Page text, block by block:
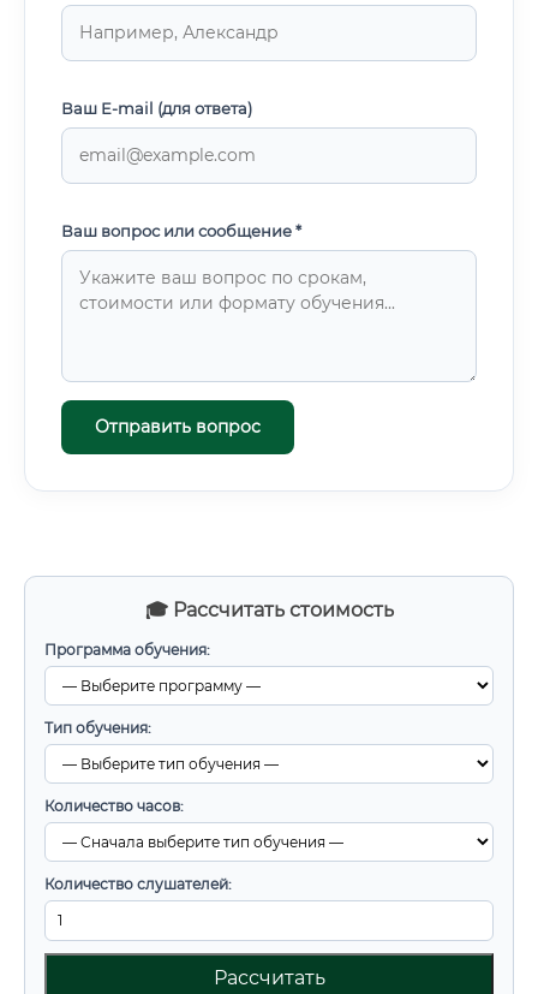
🎓 Рассчитать стоимость
Программа обучения:
Тип обучения:
Количество часов:
Количество слушателей:
Рассчитать
Ваш E-mail (для ответа)
Ваш вопрос или сообщение *
Отправить вопрос